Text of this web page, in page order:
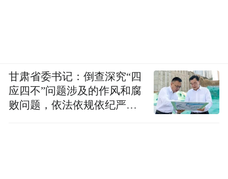
甘肃省委书记：倒查深究“四
应四不”问题涉及的作风和腐
败问题，依法依规依纪严肃